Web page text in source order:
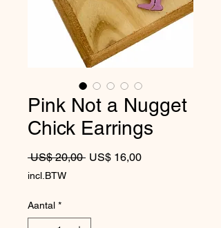
Pink Not a Nugget
Chick Earrings
US$ 20,00 Normale prijs
US$ 16,00Verkoopprijs
incl.BTW
Aantal *